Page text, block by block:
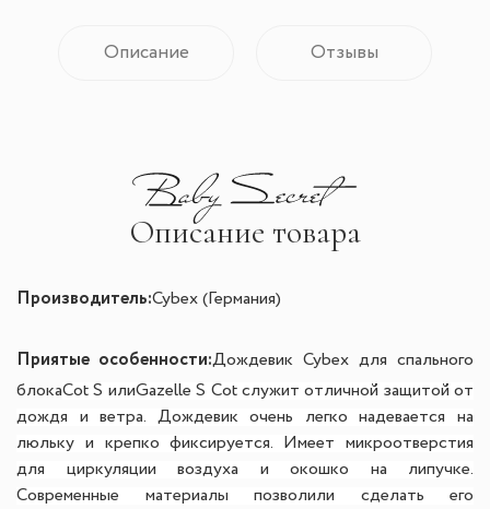
Описание Отзывы
Описание товара
Производитель:Cybex (Германия)
Приятые особенности:Дождевик Cybex для спального
блокаCot S илиGazelle S Cot служит отличной защитой от
дождя и ветра. Дождевик очень легко надевается на
люльку и крепко фиксируется. Имеет микроотверстия
для циркуляции воздуха и окошко на липучке.
Современные материалы позволили сделать его